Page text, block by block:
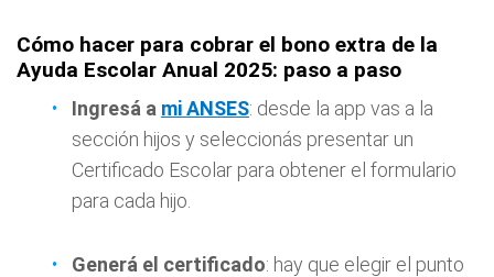
Cómo hacer para cobrar el bono extra de la
Ayuda Escolar Anual 2025: paso a paso
Ingresá a mi ANSES: desde la app vas a la
sección hijos y seleccionás presentar un
Certificado Escolar para obtener el formulario
para cada hijo.
Generá el certificado: hay que elegir el punto